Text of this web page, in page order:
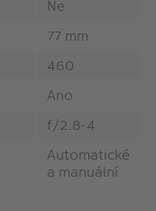
Ne
77 mm
460
Ano
f/2.8-4
Automatické
a manuální